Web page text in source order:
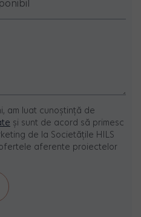
am luat cunoștință de
și sunt de acord să primesc
de la Societățile HILS
aferente proiectelor